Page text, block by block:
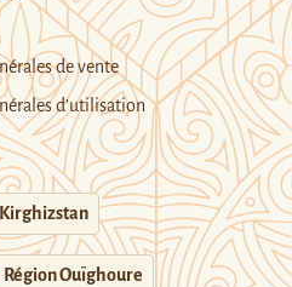
de vente
d’utilisation
Kirghizstan
Région Ouïghoure